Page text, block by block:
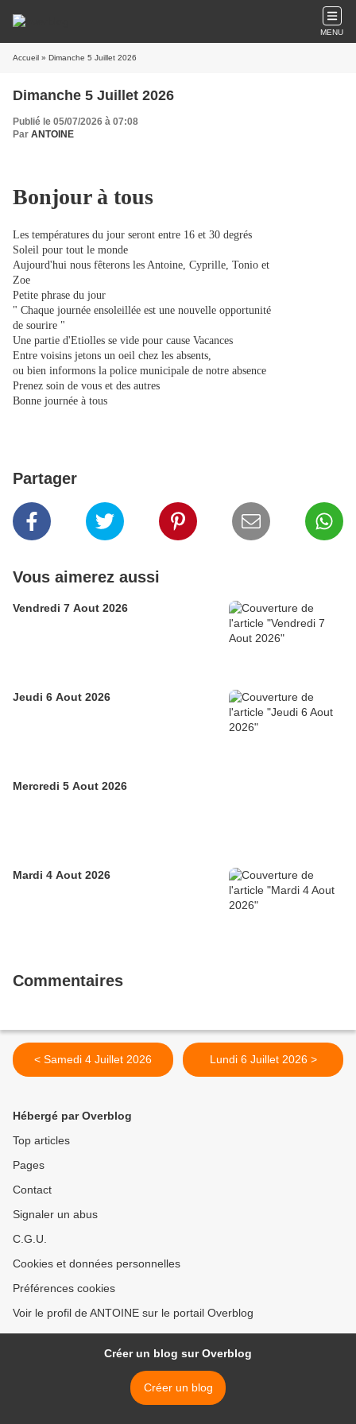
MENU
Accueil » Dimanche 5 Juillet 2026
Dimanche 5 Juillet 2026
Publié le 05/07/2026 à 07:08
Par ANTOINE
Bonjour à tous
Les températures du jour seront entre 16 et 30 degrés
Soleil pour tout le monde
Aujourd'hui nous fêterons les Antoine, Cyprille, Tonio et
Zoe
Petite phrase du jour
" Chaque journée ensoleillée est une nouvelle opportunité
de sourire "
Une partie d'Etiolles se vide pour cause Vacances
​​​​​​​Entre voisins jetons un oeil chez les absents,
​​​​​​​ou bien informons la police municipale de notre absence
Prenez soin de vous et des autres
Bonne journée à tous
Partager
Vous aimerez aussi
Vendredi 7 Aout 2026
Jeudi 6 Aout 2026
Mercredi 5 Aout 2026
Mardi 4 Aout 2026
Commentaires
< Samedi 4 Juillet 2026 Lundi 6 Juillet 2026 >
Hébergé par Overblog
Top articles
Pages
Contact
Signaler un abus
C.G.U.
Cookies et données personnelles
Préférences cookies
Voir le profil de ANTOINE sur le portail Overblog
Créer un blog sur Overblog
Créer un blog